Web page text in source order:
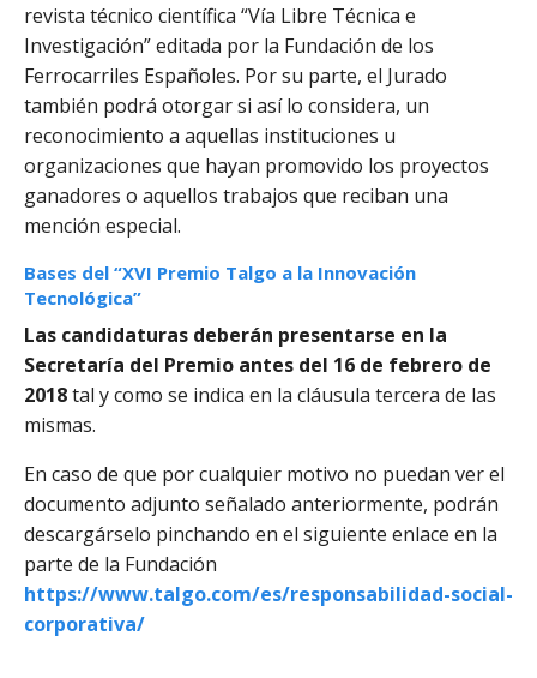
revista técnico científica “Vía Libre Técnica e
Investigación” editada por la Fundación de los
Ferrocarriles Españoles. Por su parte, el Jurado
también podrá otorgar si así lo considera, un
reconocimiento a aquellas instituciones u
organizaciones que hayan promovido los proyectos
ganadores o aquellos trabajos que reciban una
mención especial.
Bases del “XVI Premio Talgo a la Innovación
Tecnológica”
Las candidaturas deberán presentarse en la
Secretaría del Premio antes del 16 de febrero de
2018tal y como se indica en la cláusula tercera de las
mismas.
En caso de que por cualquier motivo no puedan ver el
documento adjunto señalado anteriormente, podrán
descargárselo pinchando en el siguiente enlace en la
parte de la Fundación
https://www.talgo.com/es/responsabilidad-social-
corporativa/